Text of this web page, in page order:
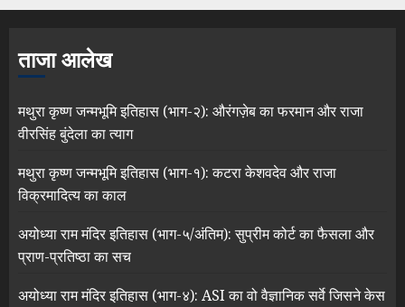
ताजा आलेख
मथुरा कृष्ण जन्मभूमि इतिहास (भाग-२): औरंगज़ेब का फरमान और राजा
वीरसिंह बुंदेला का त्याग
मथुरा कृष्ण जन्मभूमि इतिहास (भाग-१): कटरा केशवदेव और राजा
विक्रमादित्य का काल
अयोध्या राम मंदिर इतिहास (भाग-५/अंतिम): सुप्रीम कोर्ट का फैसला और
प्राण-प्रतिष्ठा का सच
अयोध्या राम मंदिर इतिहास (भाग-४): ASI का वो वैज्ञानिक सर्वे जिसने केस